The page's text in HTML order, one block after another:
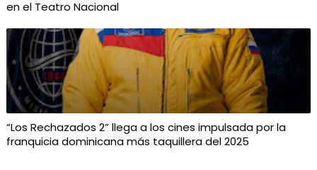
en el Teatro Nacional
“Los Rechazados 2” llega a los cines impulsada por la
franquicia dominicana más taquillera del 2025